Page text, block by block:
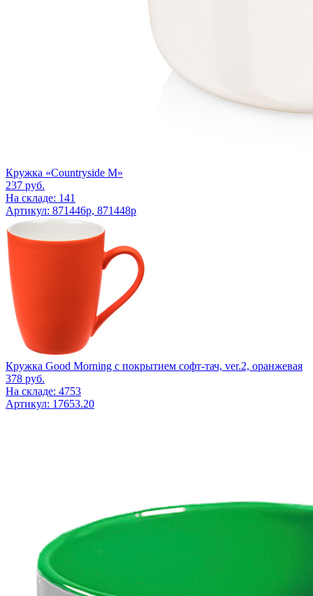
Кружка «Countryside M»
237 руб.
На складе: 141
Артикул: 871446p, 871448p
Кружка Good Morning с покрытием софт-тач, ver.2, оранжевая
378 руб.
На складе: 4753
Артикул: 17653.20